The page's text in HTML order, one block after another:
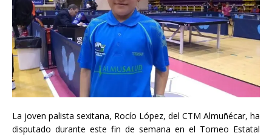
La joven palista sexitana, Rocío López, del CTM Almuñécar, ha
disputado durante este fin de semana en el Torneo Estatal